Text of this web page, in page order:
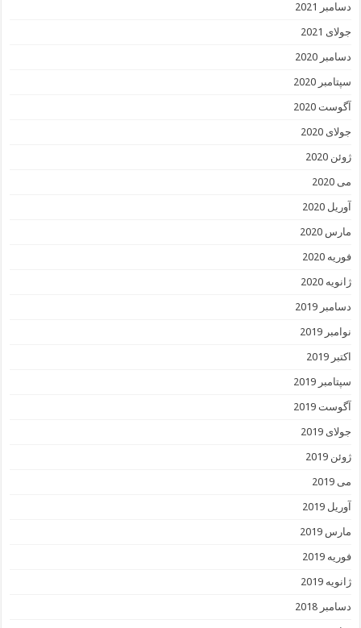
دسامبر 2021
جولای 2021
دسامبر 2020
سپتامبر 2020
آگوست 2020
جولای 2020
ژوئن 2020
می 2020
آوریل 2020
مارس 2020
فوریه 2020
ژانویه 2020
دسامبر 2019
نوامبر 2019
اکتبر 2019
سپتامبر 2019
آگوست 2019
جولای 2019
ژوئن 2019
می 2019
آوریل 2019
مارس 2019
فوریه 2019
ژانویه 2019
دسامبر 2018